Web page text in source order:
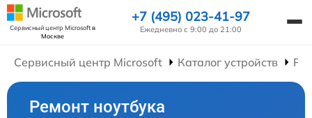
Сервисный центр Microsoftв
Москве
+7 (495) 023-41-97
Ежедневно с 9:00 до 21:00
Сервисный центр Microsoft Каталог устройств
Ремонт ноутбука